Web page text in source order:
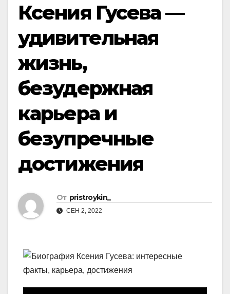
Ксения Гусева —
удивительная
жизнь,
безудержная
карьера и
безупречные
достижения
От pristroykin_
СЕН 2, 2022